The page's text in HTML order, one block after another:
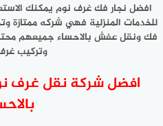
افضل نجار فك غرف نوم يمكنك
للخدمات المنزلية فهي شركه ممتازة
فك ونقل عفش بالاحساء جميعهم
وتركيب
افضل شركة نقل غرف